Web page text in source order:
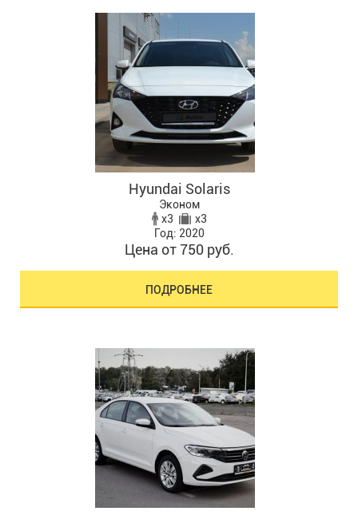
Hyundai Solaris
Эконом
x3
x3
Год: 2020
Цена от 750 руб.
ПОДРОБНЕЕ